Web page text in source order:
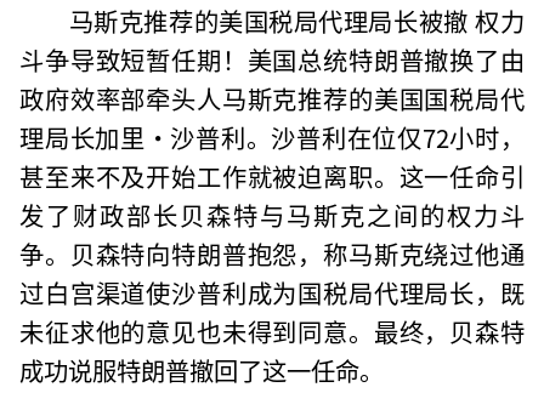
马斯克推荐的美国税局代理局长被撤 权力
斗争导致短暂任期！美国总统特朗普撤换了由
政府效率部牵头人马斯克推荐的美国国税局代
理局长加里·沙普利。沙普利在位仅72小时，
甚至来不及开始工作就被迫离职。这一任命引
发了财政部长贝森特与马斯克之间的权力斗
争。贝森特向特朗普抱怨，称马斯克绕过他通
过白宫渠道使沙普利成为国税局代理局长，既
未征求他的意见也未得到同意。最终，贝森特
成功说服特朗普撤回了这一任命。